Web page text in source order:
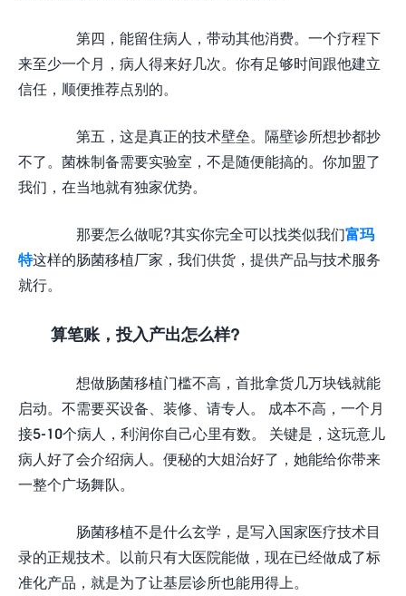
第四，能留住病人，带动其他消费。一个疗程下
来至少一个月，病人得来好几次。你有足够时间跟他建立
信任，顺便推荐点别的。
第五，这是真正的技术壁垒。隔壁诊所想抄都抄
不了。菌株制备需要实验室，不是随便能搞的。你加盟了
我们，在当地就有独家优势。
那要怎么做呢?其实你完全可以找类似我们富玛
特这样的肠菌移植厂家，我们供货，提供产品与技术服务
就行。
算笔账，投入产出怎么样?
想做肠菌移植门槛不高，首批拿货几万块钱就能
启动。不需要买设备、装修、请专人。 成本不高，一个月
接5-10个病人，利润你自己心里有数。 关键是，这玩意儿
病人好了会介绍病人。便秘的大姐治好了，她能给你带来
一整个广场舞队。
肠菌移植不是什么玄学，是写入国家医疗技术目
录的正规技术。以前只有大医院能做，现在已经做成了标
准化产品，就是为了让基层诊所也能用得上。